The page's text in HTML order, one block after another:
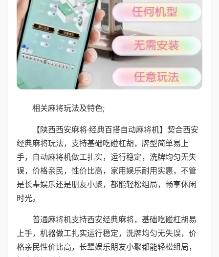
相关麻将玩法及特色;
【陕西西安麻将·经典百搭自动麻将机】契合西安
经典麻将玩法，支持基础吃碰杠胡，牌型简单易上
手，自动麻将机做工扎实，运行稳定，洗牌均匀无失
误，价格亲民，性价比高，家用娱乐耐用实惠，不管
是长辈娱乐还是朋友小聚，都能轻松组局，畅享休闲
时光。
普通麻将机支持西安经典麻将，基础吃碰杠胡易
上手，机器做工扎实运行稳定，洗牌均匀无失误，价
格亲民性价比高，长辈娱乐朋友小聚都能轻松组局，